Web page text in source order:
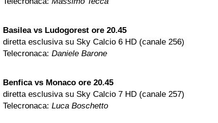
Basilea vs Ludogorest ore 20.45
diretta esclusiva su Sky Calcio 6 HD (canale 256)
Telecronaca: Daniele Barone
Benfica vs Monaco ore 20.45
diretta esclusiva su Sky Calcio 7 HD (canale 257)
Telecronaca: Luca Boschetto